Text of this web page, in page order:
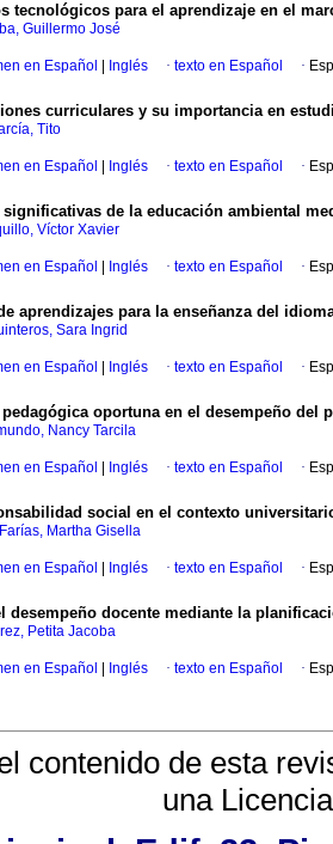
tecnológicos para el aprendizaje en el
Guillermo José
en Español Inglés · texto en Español ·
curriculares y su importancia en
Tito
en Español Inglés · texto en Español ·
significativas de la educación ambiental
Víctor Xavier
en Español Inglés · texto en Español ·
aprendizajes para la enseñanza del
Sara Ingrid
en Español Inglés · texto en Español ·
oportuna en el desempeño del
Nancy Tarcila
en Español Inglés · texto en Español ·
social en el contexto
Martha Gisella
en Español Inglés · texto en Español ·
desempeño docente mediante la
Petita Jacoba
en Español Inglés · texto en Español ·
contenido de esta
una